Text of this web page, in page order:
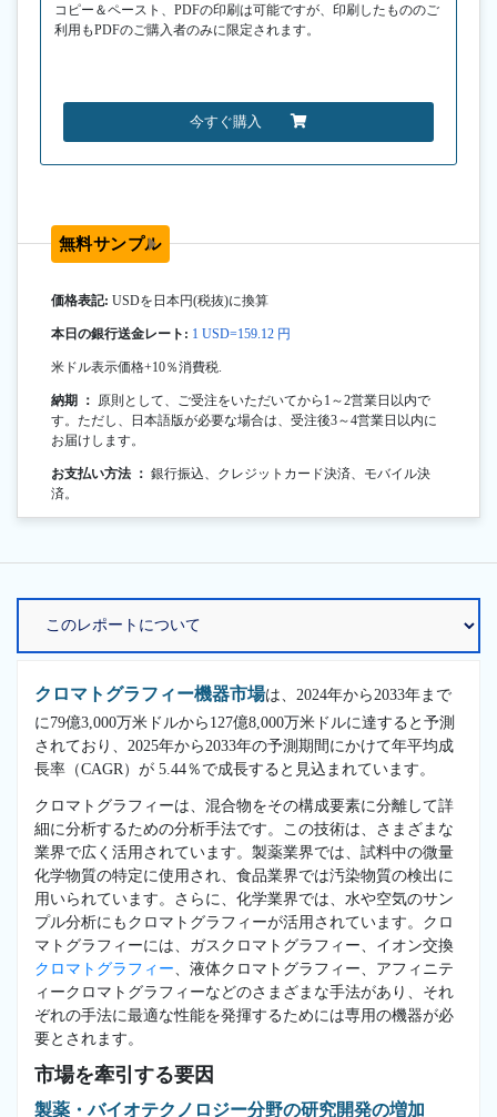
コピー＆ペースト、PDFの印刷は可能ですが、印刷したもののご
利用もPDFのご購入者のみに限定されます。
今すぐ購入
無料サンプル
価格表記: USDを日本円(税抜)に換算
本日の銀行送金レート: 1 USD=159.12 円
米ドル表示価格+10％消費税.
納期 ： 原則として、ご受注をいただいてから1～2営業日以内で
す。ただし、日本語版が必要な場合は、受注後3～4営業日以内に
お届けします。
お支払い方法 ： 銀行振込、クレジットカード決済、モバイル決
済。
クロマトグラフィー機器市場は、2024年から2033年まで
に79億3,000万米ドルから127億8,000万米ドルに達すると予測
されており、2025年から2033年の予測期間にかけて年平均成
長率（CAGR）が 5.44％で成長すると見込まれています。
クロマトグラフィーは、混合物をその構成要素に分離して詳
細に分析するための分析手法です。この技術は、さまざまな
業界で広く活用されています。製薬業界では、試料中の微量
化学物質の特定に使用され、食品業界では汚染物質の検出に
用いられています。さらに、化学業界では、水や空気のサン
プル分析にもクロマトグラフィーが活用されています。クロ
マトグラフィーには、ガスクロマトグラフィー、イオン交換
クロマトグラフィー 、液体クロマトグラフィー、アフィニテ
ィークロマトグラフィーなどのさまざまな手法があり、それ
ぞれの手法に最適な性能を発揮するためには専用の機器が必
要とされます。
市場を牽引する要因
製薬・バイオテクノロジー分野の研究開発の増加